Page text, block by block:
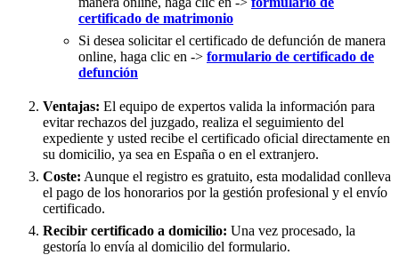
certificado de matrimonio
Si desea solicitar el certificado de defunción de manera
online, haga clic en -> formulario de certificado de
defunción
Ventajas: El equipo de expertos valida la información para
evitar rechazos del juzgado, realiza el seguimiento del
expediente y usted recibe el certificado oficial directamente en
su domicilio, ya sea en España o en el extranjero.
Coste: Aunque el registro es gratuito, esta modalidad conlleva
el pago de los honorarios por la gestión profesional y el envío
certificado.
Recibir certificado a domicilio: Una vez procesado, la
gestoría lo envía al domicilio del formulario.